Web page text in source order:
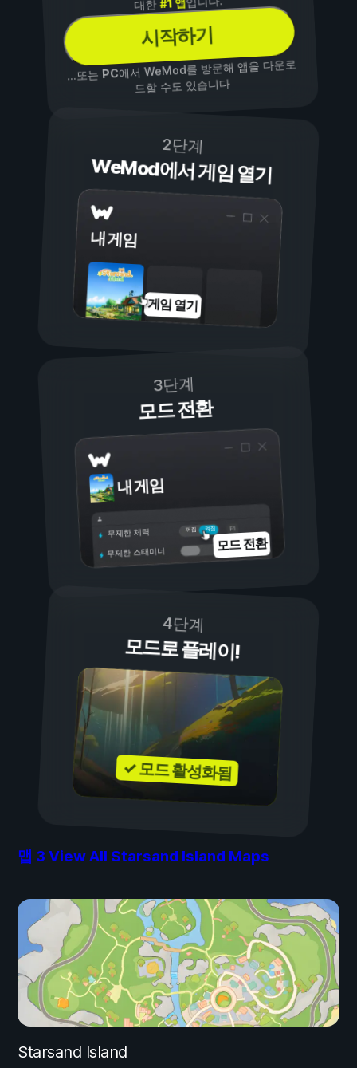
대한#1 앱
시작하기
...또는PC에서 WeMod를 방문해 앱을 다운로
드할 수도 있습니다
2단계
WeMod에서 게임 열기
내 게임
게임 열기
3단계
모드 전환
내 게임
켜짐
꺼짐
무제한 체력
무제한 스태미너 모드 전환
4단계
모드로 플레이!
✓ 모드 활성화됨
맵 3 View All Starsand Island Maps
Starsand Island